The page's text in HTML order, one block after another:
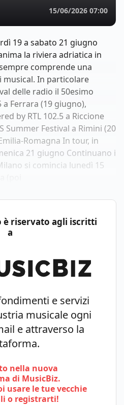
15/06/2026 07:00
19 a sabato 21 giugno
la riviera adriatica in
comprende una
In particolare
delle radio il 50esimo
Ferrara (19 giugno),
by RTL 102.5 a Riccione
Summer Festival a Rimini (20
Romagna In tour, in
21 giugno Continuano i
si comincia lunedì 15
è riservato agli iscritti
a
e servizi
musicale ogni
e attraverso la
nella nuova
di MusicBiz.
usare le tue vecchie
o registrarti!